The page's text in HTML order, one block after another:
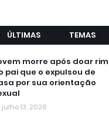
ÚLTIMAS TEMAS
morre após doar rim
pai que o expulsou de
por sua orientação
julho 13, 2026